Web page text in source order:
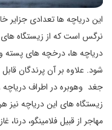
این دریاچه ها تعدادی جزایر
نرگس است که از زیستگاه
دریاچه ها، درخچه های
شود. علاوه بر آن پرندگان
جغد وهوبره در اطراف
زیستگاه های این دریاچه نیز
مهاجر از قبیل فلامینگو،